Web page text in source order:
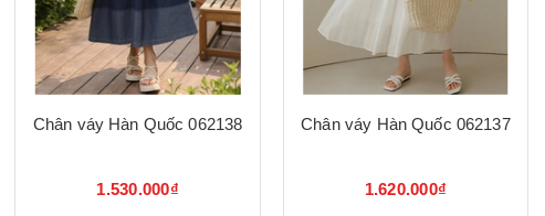
Chân váy Hàn Quốc 062138
1.530.000₫
Chân váy Hàn Quốc 062137
1.620.000₫